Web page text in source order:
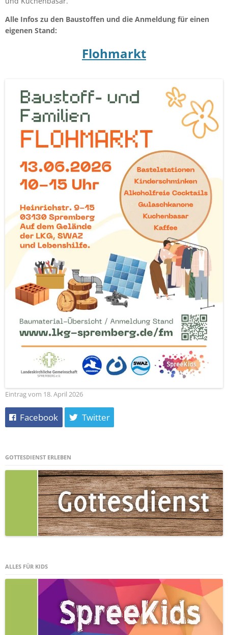
Alle Infos zu den Baustoffen und die Anmeldung für einen
eigenen Stand:
Flohmarkt
Eintrag vom 18. April 2026
Facebook Twitter
GOTTESDIENST ERLEBEN
ALLES FÜR KIDS